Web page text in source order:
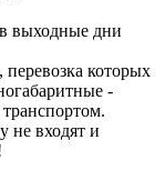
выходные дни
которых
-
не входят и